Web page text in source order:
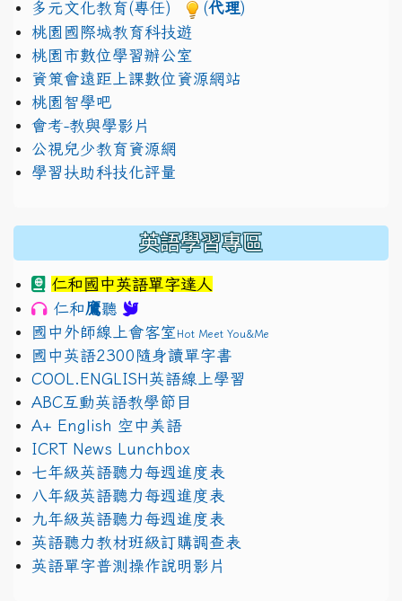
多元文化教育(專任) (代理)
桃園國際城教育科技遊
桃園市數位學習辦公室
資策會遠距上課數位資源網站
桃園智學吧
會考-教與學影片
公視兒少教育資源網
學習扶助科技化評量
英語學習專區
仁和國中英語單字達人
仁和鷹聽
國中外師線上會客室Hot Meet You&Me
國中英語2300隨身讀單字書
COOL.ENGLISH英語線上學習
ABC互動英語教學節目
A+ English 空中美語
ICRT News Lunchbox
七年級英語聽力每週進度表
八年級英語聽力每週進度表
九年級英語聽力每週進度表
英語聽力教材班級訂購調查表
英語單字普測操作說明影片